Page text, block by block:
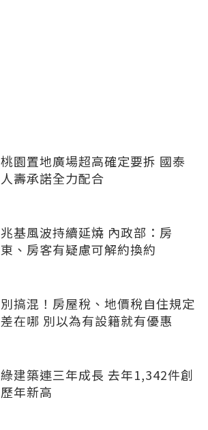
桃園置地廣場超高確定要拆 國泰
人壽承諾全力配合
兆基風波持續延燒 內政部：房
東、房客有疑慮可解約換約
別搞混！房屋稅、地價稅自住規定
差在哪 別以為有設籍就有優惠
綠建築連三年成長 去年1,342件創
歷年新高